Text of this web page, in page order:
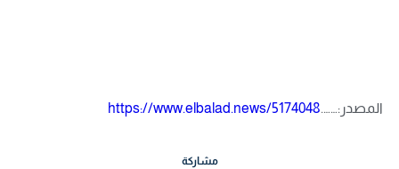
المصدر:…….https://www.elbalad.news/5174048
مشاركة